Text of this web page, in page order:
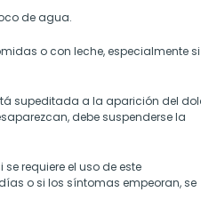
de agua.
o con leche, especialmente
supeditada a la aparición del
debe suspenderse la
se requiere el uso de este
o si los síntomas empeoran, se